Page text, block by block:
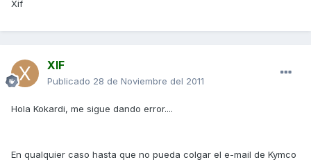
Xif
XIF
Publicado 28 de Noviembre del 2011
Hola Kokardi, me sigue dando error....
En qualquier caso hasta que no pueda colgar el e-mail de Kymco